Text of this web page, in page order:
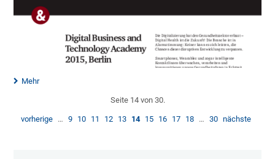
Mehr
Seite 14 von 30.
vorherige … 9 10 11 12 13 14 15 16 17 18 … 30 nächste